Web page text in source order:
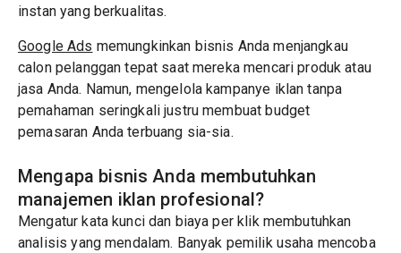
instan yang berkualitas.
Google Ads memungkinkan bisnis Anda menjangkau
calon pelanggan tepat saat mereka mencari produk atau
jasa Anda. Namun, mengelola kampanye iklan tanpa
pemahaman seringkali justru membuat budget
pemasaran Anda terbuang sia-sia.
Mengapa bisnis Anda membutuhkan
manajemen iklan profesional?
Mengatur kata kunci dan biaya per klik membutuhkan
analisis yang mendalam. Banyak pemilik usaha mencoba